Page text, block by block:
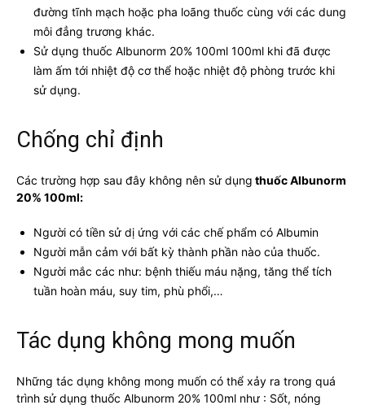
đường tĩnh mạch hoặc pha loãng thuốc cùng với các dung
môi đẳng trương khác.
Sử dụng thuốc Albunorm 20% 100ml 100ml khi đã được
làm ấm tới nhiệt độ cơ thể hoặc nhiệt độ phòng trước khi
sử dụng.
Chống chỉ định
Các trường hợp sau đây không nên sử dụng thuốc Albunorm
20% 100ml:
Người có tiền sử dị ứng với các chế phẩm có Albumin
Người mẫn cảm với bất kỳ thành phần nào của thuốc.
Người mắc các như: bệnh thiếu máu nặng, tăng thể tích
tuần hoàn máu, suy tim, phù phổi,…
Tác dụng không mong muốn
Những tác dụng không mong muốn có thể xảy ra trong quá
trình sử dụng thuốc Albunorm 20% 100ml như : Sốt, nóng